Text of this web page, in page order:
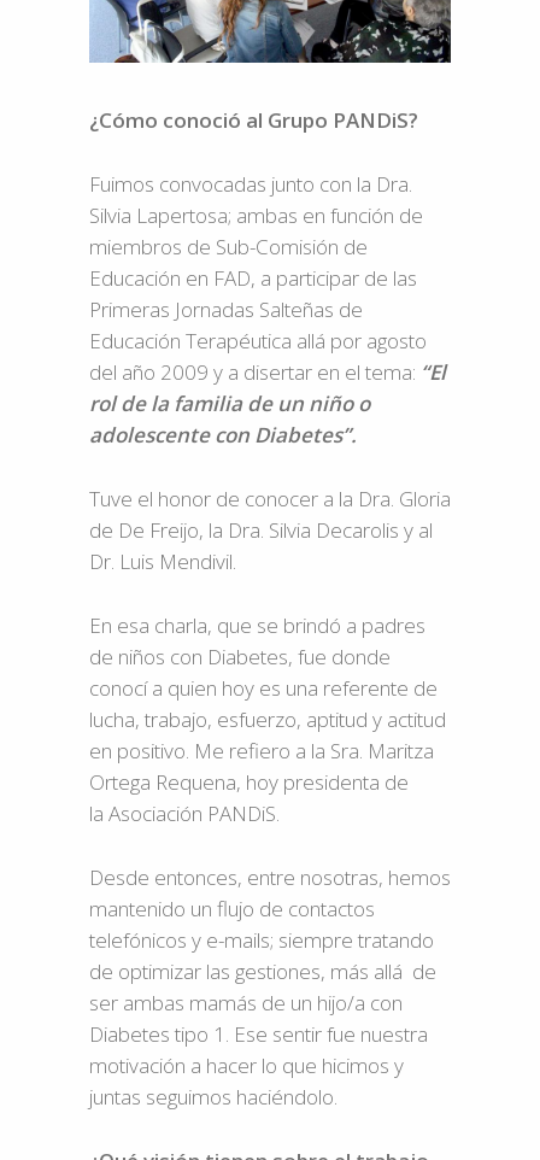
¿Cómo conoció al Grupo PANDiS?
Fuimos convocadas junto con la Dra.
Silvia Lapertosa; ambas en función de
miembros de Sub-Comisión de
Educación en FAD, a participar de las
Primeras Jornadas Salteñas de
Educación Terapéutica allá por agosto
del año 2009 y a disertar en el tema: “El
rol de la familia de un niño o
adolescente con Diabetes”.
Tuve el honor de conocer a la Dra. Gloria
de De Freijo, la Dra. Silvia Decarolis y al
Dr. Luis Mendivil.
En esa charla, que se brindó a padres
de niños con Diabetes, fue donde
conocí a quien hoy es una referente de
lucha, trabajo, esfuerzo, aptitud y actitud
en positivo. Me refiero a la Sra. Maritza
Ortega Requena, hoy presidenta de
la Asociación PANDiS.
Desde entonces, entre nosotras, hemos
mantenido un flujo de contactos
telefónicos y e-mails; siempre tratando
de optimizar las gestiones, más allá de
ser ambas mamás de un hijo/a con
Diabetes tipo 1. Ese sentir fue nuestra
motivación a hacer lo que hicimos y
juntas seguimos haciéndolo.